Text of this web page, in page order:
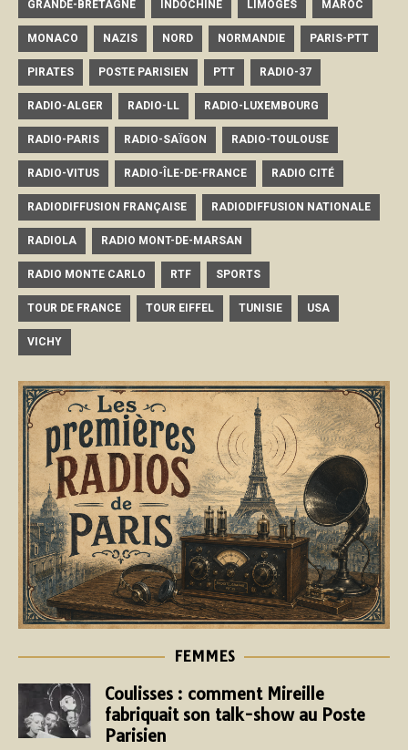
GRANDE-BRETAGNE INDOCHINE LIMOGES MAROC
MONACO NAZIS NORD NORMANDIE PARIS-PTT
PIRATES POSTE PARISIEN PTT RADIO-37
RADIO-ALGER RADIO-LL RADIO-LUXEMBOURG
RADIO-PARIS RADIO-SAÏGON RADIO-TOULOUSE
RADIO-VITUS RADIO-ÎLE-DE-FRANCE RADIO CITÉ
RADIODIFFUSION FRANÇAISE RADIODIFFUSION NATIONALE
RADIOLA RADIO MONT-DE-MARSAN
RADIO MONTE CARLO RTF SPORTS
TOUR DE FRANCE TOUR EIFFEL TUNISIE USA
VICHY
FEMMES
Coulisses : comment Mireille
fabriquait son talk-show au Poste
Parisien